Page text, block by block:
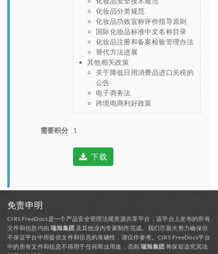
化妆品分类规范
化妆品功效宣称评价指导原则
国际化妆品标准中文名称目录
化妆品注册和备案检验管理办法
替代方法进展
其他相关政策
关于降低日用消费品进口关税的
公告
电子商务法
跨境电商利好政策
需要积分 1
下载
免责申明
CIRS FreeDocs是一个产品安全管理法规资源共享平台，该平台上发布的所有
文件和信息均由 瑞旭集团 及其他业内专家制作完成。我们尽最大努力确保但
不保证平台中所提供文件和信息的准确性，请仅作参考。CIRS FreeDocs平台
中的所有文件和信息不得用于任何商业用途，否则瑞旭集团 将保留追究其法